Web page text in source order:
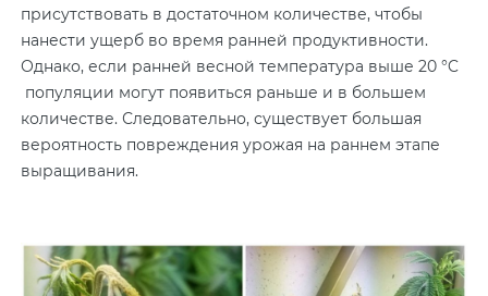
присутствовать в достаточном количестве, чтобы
нанести ущерб во время ранней продуктивности.
Однако, если ранней весной температура выше 20 °C
популяции могут появиться раньше и в большем
количестве. Следовательно, существует большая
вероятность повреждения урожая на раннем этапе
выращивания.